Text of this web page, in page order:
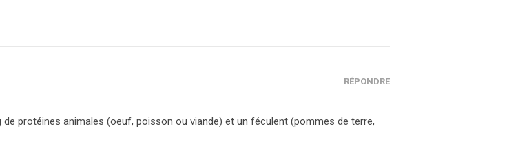
RÉPONDRE
de protéines animales (oeuf, poisson ou viande) et un féculent (pommes de terre,